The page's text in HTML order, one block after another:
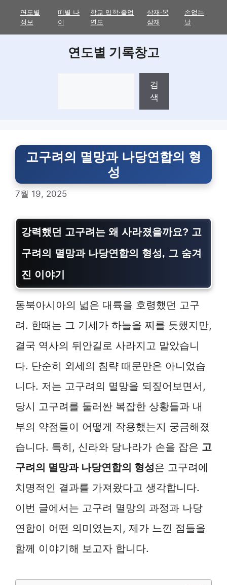
연도별
정보
띠별 나
이
학교 입학·졸업
연도
삼재·복
삼재
손없는
날
연도별 기록창고
검
색
고구려의 멸망과 나당연합의 형
성
7월 19, 2025
강력했던 고구려는 왜 사라졌을까요? 고
구려의 멸망과 나당연합의 형성, 그 숨겨
진 이야기
동북아시아의 넓은 대륙을 호령했던 고구
려. 한때는 그 기세가 하늘을 찌를 듯했지만,
결국 역사의 뒤안길로 사라지고 말았습니
다. 단순히 외세의 침략 때문만은 아니었습
니다. 저는 고구려의 멸망을 되짚어보면서,
당시 고구려를 둘러싼 복잡한 상황들과 내
부의 약점들이 어떻게 작용했는지 궁금해졌
습니다. 특히, 신라와 당나라가 손을 잡은 고
구려의 멸망과 나당연합의 형성은 고구려에
치명적인 결과를 가져왔다고 생각합니다.
이번 글에서는 고구려 멸망의 과정과 나당
연합이 어떤 의미였는지, 제가 느낀 점들을
함께 이야기해 보고자 합니다.